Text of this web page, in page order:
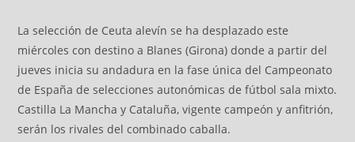
La selección de Ceuta alevín se ha desplazado este
miércoles con destino a Blanes (Girona) donde a partir del
jueves inicia su andadura en la fase única del Campeonato
de España de selecciones autonómicas de fútbol sala mixto.
Castilla La Mancha y Cataluña, vigente campeón y anfitrión,
serán los rivales del combinado caballa.